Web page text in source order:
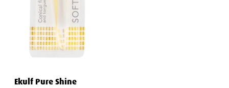
Ekulf Pure Shine